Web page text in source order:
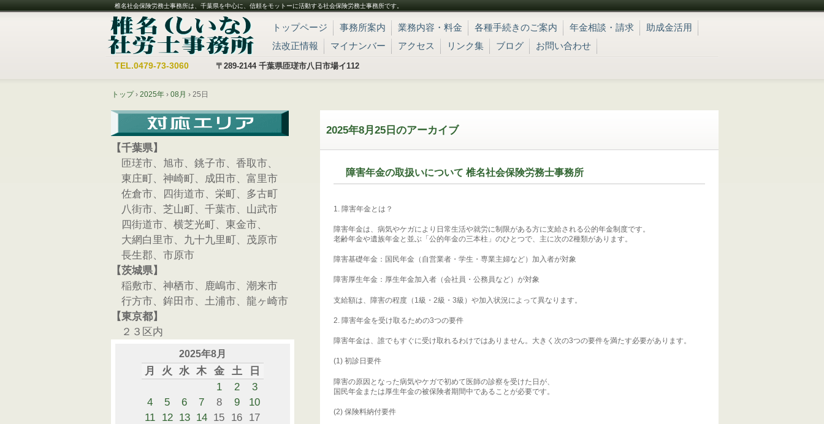
椎名社会保険労務士事務所は、千葉県を中心に、信頼をモットーに活動する社会保険労務士事務所です。
TEL.0479-73-3060 〒289-2144 千葉県匝瑳市八日市場イ112
トップページ 事務所案内 業務内容・料金 各種手続きのご案内 年金相談・請求
助成金活用
法改正情報
マイナンバー アクセス リンク集 ブログ お問い合わせ
トップ › 2025年 › 08月 › 25日
2025年8月25日 のアーカイブ
障害年金の取扱いについて 椎名社会保険労務士事務所
1. 障害年金とは？
障害年金は、病気やケガにより日常生活や就労に制限がある方に支給される公的年金制度です。
老齢年金や遺族年金と並ぶ「公的年金の三本柱」のひとつで、主に次の2種類があります。
障害基礎年金：国民年金（自営業者・学生・専業主婦など）加入者が対象
障害厚生年金：厚生年金加入者（会社員・公務員など）が対象
支給額は、障害の程度（1級・2級・3級）や加入状況によって異なります。
2. 障害年金を受け取るための3つの要件
障害年金は、誰でもすぐに受け取れるわけではありません。大きく次の3つの要件を満たす必要があります。
(1) 初診日要件
障害の原因となった病気やケガで初めて医師の診察を受けた日が、
国民年金または厚生年金の被保険者期間中であることが必要です。
(2) 保険料納付要件
【千葉県】
匝瑳市、旭市、銚子市、香取市、
東庄町、神崎町、成田市、富里市
佐倉市、四街道市、栄町、多古町
八街市、芝山町、千葉市、山武市
四街道市、横芝光町、東金市、
大網白里市、九十九里町、茂原市
長生郡、市原市
【茨城県】
稲敷市、神栖市、鹿嶋市、潮来市
行方市、鉾田市、土浦市、龍ヶ崎市
【東京都】
２３区内
2025年8月
月 火 水 木 金 土 日
1 2
3
4
5 6 7 8 9
10
11 12 13 14 15 16 17